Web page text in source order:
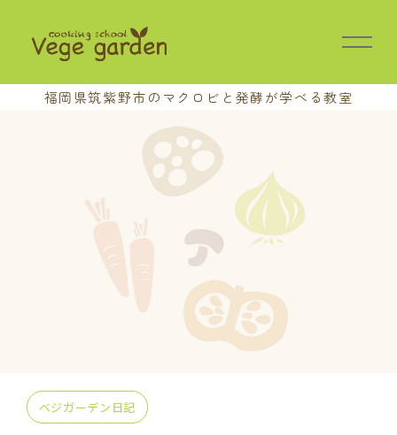
福岡県筑紫野市のマクロビと発酵が学べる教室
教室の特長
中級講座
上級講座
プライベート講座
ベジガーデン日記